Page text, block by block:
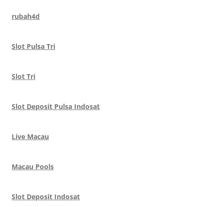
rubah4d
Slot Pulsa Tri
Slot Tri
Slot Deposit Pulsa Indosat
Live Macau
Macau Pools
Slot Deposit Indosat